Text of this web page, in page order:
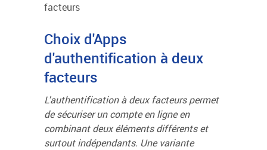
facteurs
Choix d'Apps
d'authentification à deux
facteurs
L'authentification à deux facteurs permet
de sécuriser un compte en ligne en
combinant deux éléments différents et
surtout indépendants. Une variante